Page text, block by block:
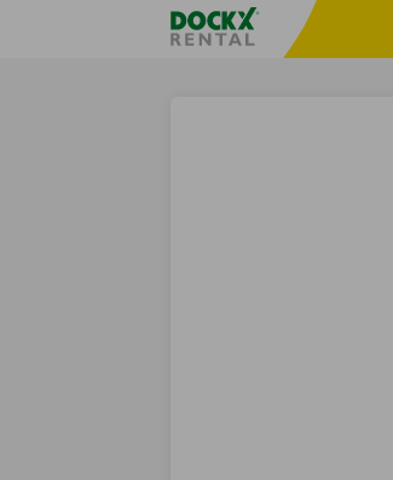
Taalselectie overslaanFratello DEMO